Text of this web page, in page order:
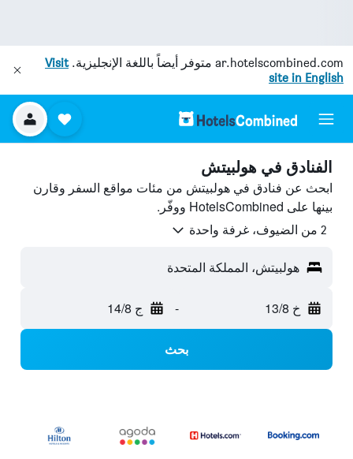
ar.hotelscombined.com متوفر أيضاً باللغة الإنجليزية.Visit
site in English
الفنادق في هولبيتش
ابحث عن فنادق في هولبيتش من مئات مواقع السفر وقارن
بينها على HotelsCombined ووفّر.
2 من الضيوف، غرفة واحدة
هولبيتش، المملكة المتحدة
خ 13/8 - ج 14/8
بحث